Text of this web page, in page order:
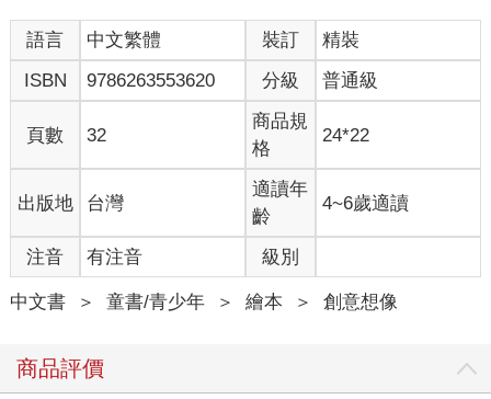
語言 中文繁體 裝訂
精裝
ISBN
9786263553620 分級 普通級
頁數 32
商品規
格
24*22
出版地 台灣
適讀年
齡
4~6歲適讀
注音 有注音 級別
中文書 ＞ 童書/青少年 ＞ 繪本 ＞ 創意想像
商品評價